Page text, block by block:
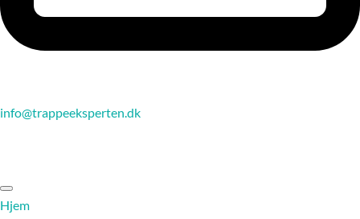
info@trappeeksperten.dk
Hjem